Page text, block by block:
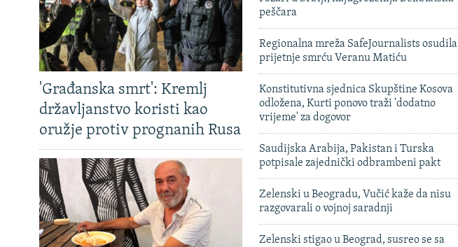
'Građanska smrt': Kremlj
državljanstvo koristi kao
oružje protiv prognanih Rusa
peščara
Regionalna mreža SafeJournalists osudila
prijetnje smrću Veranu Matiću
Konstitutivna sjednica Skupštine Kosova
odložena, Kurti ponovo traži 'dodatno
vrijeme' za dogovor
Saudijska Arabija, Pakistan i Turska
potpisale zajednički odbrambeni pakt
Zelenski u Beogradu, Vučić kaže da nisu
razgovarali o vojnoj saradnji
Zelenski stigao u Beograd, susreo se sa